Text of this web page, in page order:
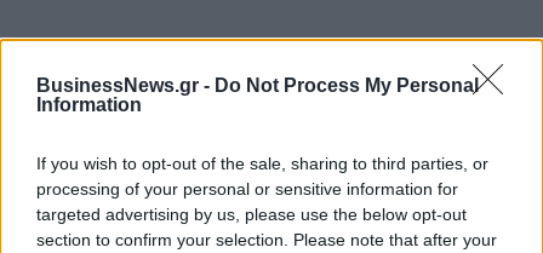
BusinessNews.gr - Do Not Process My Personal
Information
If you wish to opt-out of the sale, sharing to third parties, or
processing of your personal or sensitive information for
targeted advertising by us, please use the below opt-out
section to confirm your selection. Please note that after your
ΡΟΗ ΕΙΔΗΣΕΩΝ